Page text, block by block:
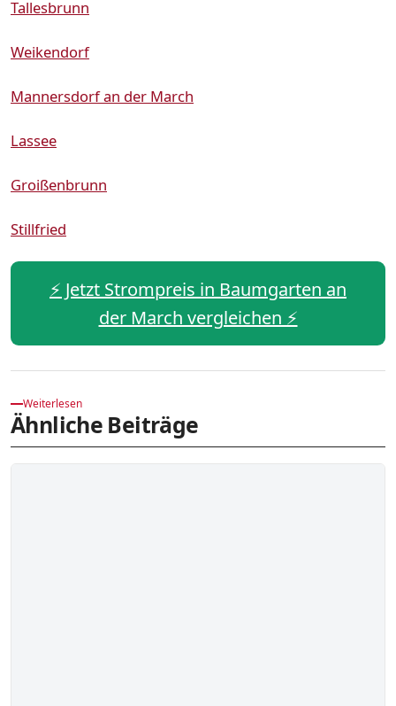
Tallesbrunn
Weikendorf
Mannersdorf an der March
Lassee
Groißenbrunn
Stillfried
⚡️ Jetzt Strompreis in Baumgarten an
der March vergleichen ⚡️
Weiterlesen
Ähnliche Beiträge